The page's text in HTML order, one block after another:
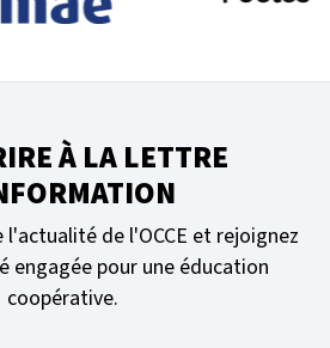
À LA LETTRE
l'actualité de l'OCCE et rejoignez
engagée pour une éducation
coopérative.